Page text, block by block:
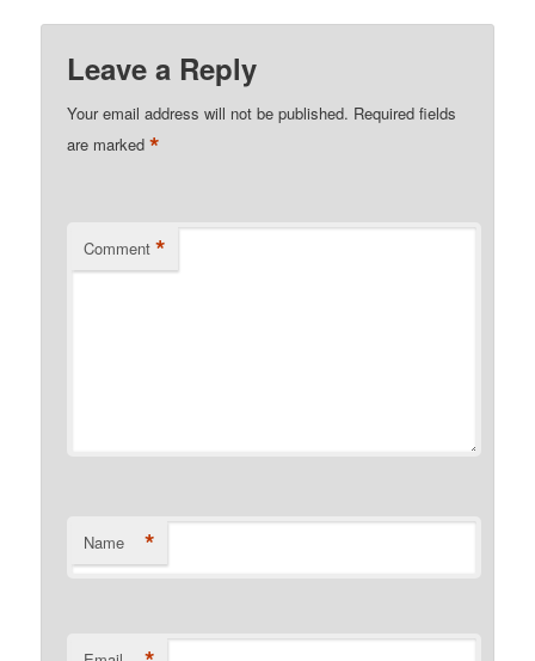
Leave a Reply
Your email address will not be published. Required fields
are marked*
Comment *
Name *